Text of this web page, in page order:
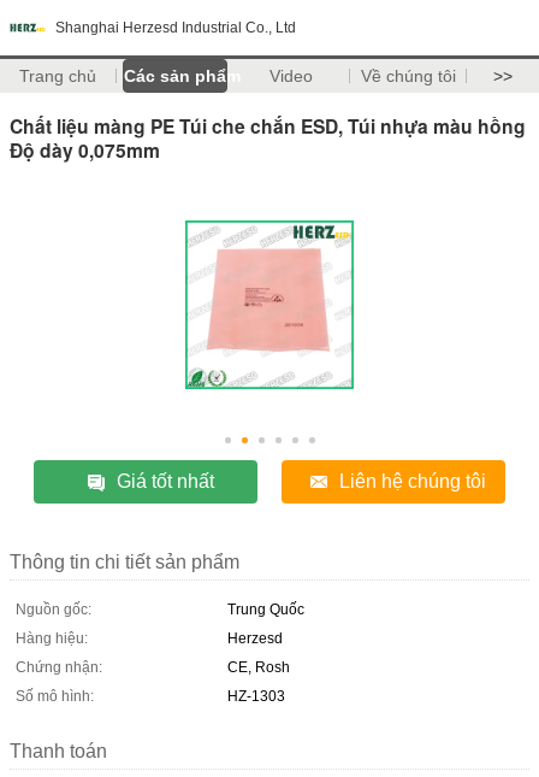
Shanghai Herzesd Industrial Co., Ltd
Trang chủ Các sản phẩm Video Về chúng tôi >>
Chất liệu màng PE Túi che chắn ESD, Túi nhựa màu hồng
Độ dày 0,075mm
Giá tốt nhất Liên hệ chúng tôi
Thông tin chi tiết sản phẩm
Nguồn gốc:
Trung Quốc
Hàng hiệu:
Herzesd
Chứng nhận:
CE, Rosh
Số mô hình:
HZ-1303
Thanh toán